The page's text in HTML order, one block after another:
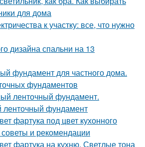
для дома
к участку: все, что нужно
дизайна спальни на 13
фундамент для частного дома.
фундаментов
ленточный фундамент.
ленточный фундамент
фартука под цвет кухонного
и рекомендации
фартука на кухню. Светлые тона